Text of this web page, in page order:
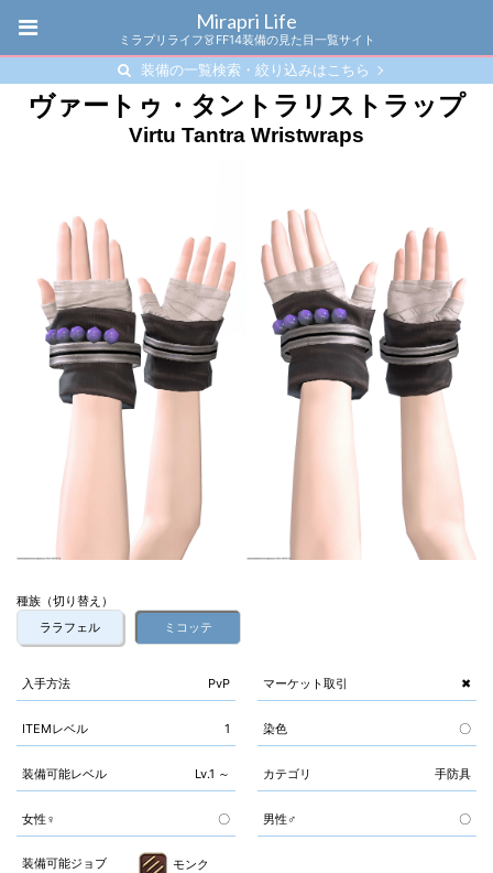
Mirapri Life
ミラプリライフ👗FF14装備の見た目一覧サイト
装備の一覧検索・絞り込みはこちら
ヴァートゥ・タントラリストラップ
Virtu Tantra Wristwraps
種族（切り替え）
ララフェル
ミコッテ
入手方法 PvP マーケット取引 ✖
ITEMレベル 1 染色 〇
装備可能レベル Lv.1 ～ カテゴリ 手防具
女性♀ 〇 男性♂ 〇
装備可能ジョブ モンク